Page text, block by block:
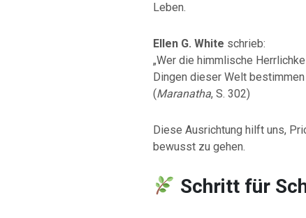
Leben.
Ellen G. White schrieb:
„Wer die himmlische
Dingen dieser Welt bestimmen
(Maranatha, S. 302)
Diese Ausrichtung hilft uns,
bewusst zu gehen.
Schritt für